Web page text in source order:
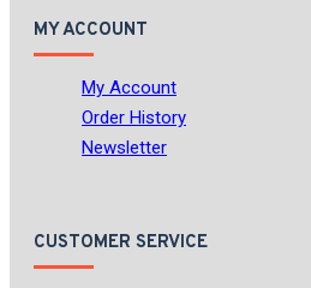
MY ACCOUNT
My Account
Order History
Newsletter
CUSTOMER SERVICE